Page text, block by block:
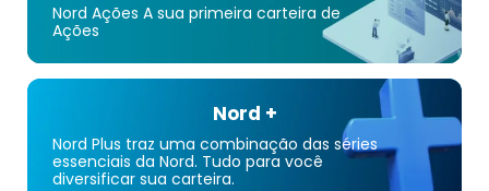
Nord Ações A sua primeira carteira de
Ações
Nord +
Nord Plus traz uma combinação das séries
essenciais da Nord. Tudo para você
diversificar sua carteira.